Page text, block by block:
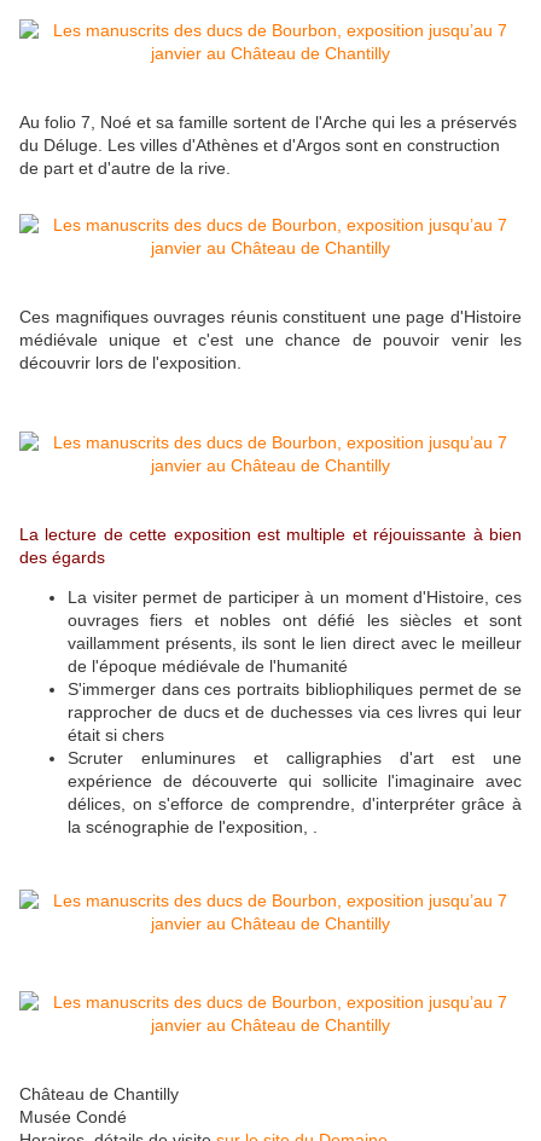
Au folio 7, Noé et sa famille sortent de l'Arche qui les a préservés
du Déluge. Les villes d'Athènes et d'Argos sont en construction
de part et d'autre de la rive.
Ces magnifiques ouvrages réunis constituent une page d'Histoire
médiévale unique et c'est une chance de pouvoir venir les
découvrir lors de l'exposition.
La lecture de cette exposition est multiple et réjouissante à bien
des égards
La visiter permet de participer à un moment d'Histoire, ces
ouvrages fiers et nobles ont défié les siècles et sont
vaillamment présents, ils sont le lien direct avec le meilleur
de l'époque médiévale de l'humanité
S'immerger dans ces portraits bibliophiliques permet de se
rapprocher de ducs et de duchesses via ces livres qui leur
était si chers
Scruter enluminures et calligraphies d'art est une
expérience de découverte qui sollicite l'imaginaire avec
délices, on s'efforce de comprendre, d'interpréter grâce à
la scénographie de l'exposition, .
Château de Chantilly
Musée Condé